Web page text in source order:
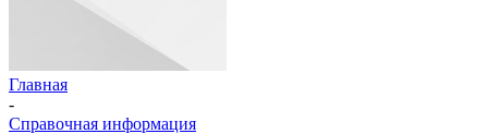
Главная
-
Справочная информация